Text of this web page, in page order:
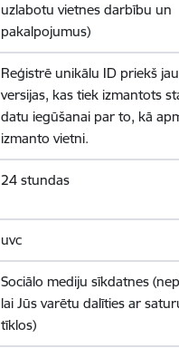
uzlabotu vietnes darbību un
pakalpojumus)
Reģistrē unikālu ID priekš
versijas, kas tiek izmantots
datu iegūšanai par to, kā
izmanto vietni.
24 stundas
uvc
Sociālo mediju sīkdatnes
lai Jūs varētu dalīties ar
tīklos)